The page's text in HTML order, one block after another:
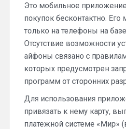
Это мобильное
покупок бесконтактно. Его
только на телефоны на
Отсутствие возможности
айфоны связано с
которых предусмотрен
программ от сторонних
Для использования
привязать к нему карту,
платежной системе «Мир»